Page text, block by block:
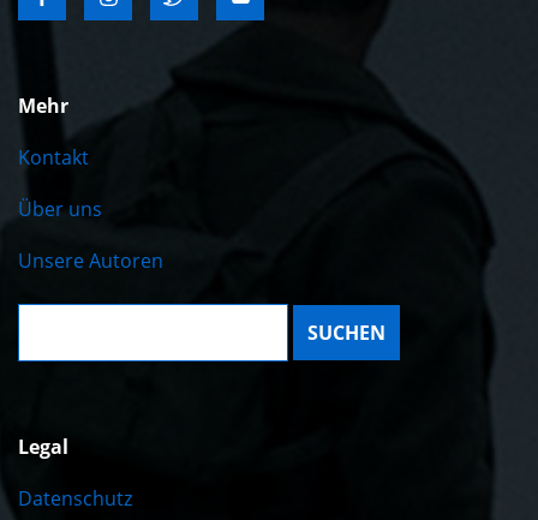
Mehr
Kontakt
Über uns
Unsere Autoren
Suche:
Legal
Datenschutz